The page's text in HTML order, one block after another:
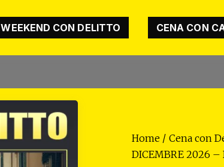
WEEKEND CON DELITTO CENA CON
Home / Cena con
DICEMBRE 2026 –